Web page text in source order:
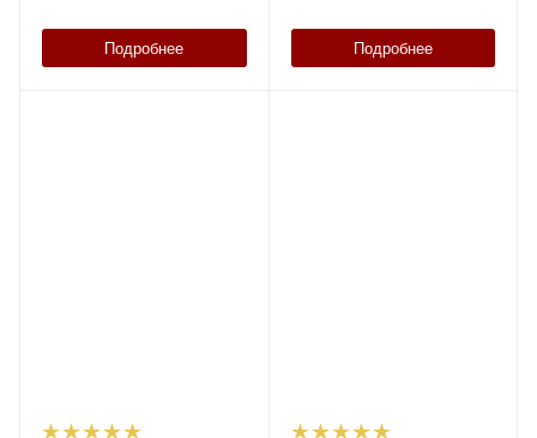
Подробнее Подробнее